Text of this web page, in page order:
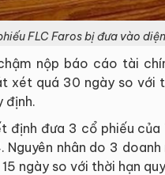
FLC Faros bị đưa vào
nộp báo cáo tài
xét quá 30 ngày so với
định.
định đưa 3 cổ phiếu của
nhân do 3
ngày so với thời hạn